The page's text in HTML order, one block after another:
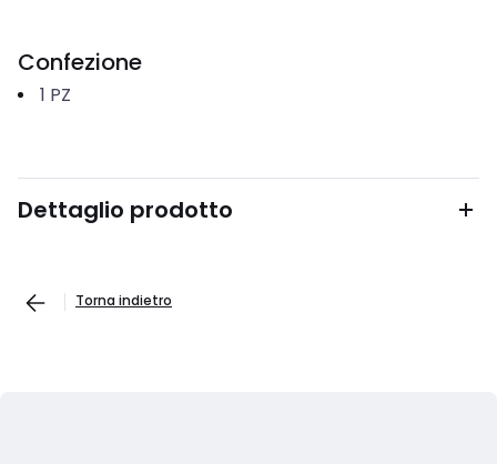
Confezione
1 PZ
Dettaglio prodotto
Torna indietro